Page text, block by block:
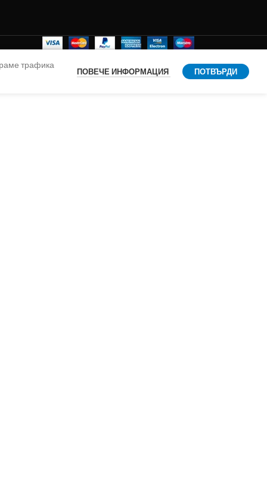
трафика
ПОВЕЧЕ ИНФОРМАЦИЯ ПОТВЪРДИ